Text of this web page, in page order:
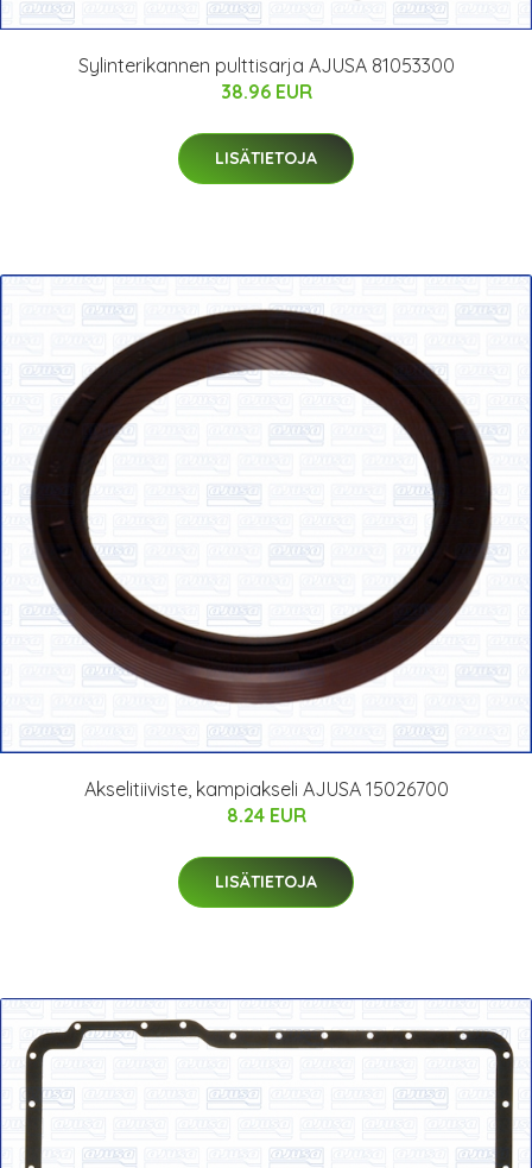
Sylinterikannen pulttisarja AJUSA 81053300
38.96 EUR
LISÄTIETOJA
Akselitiiviste, kampiakseli AJUSA 15026700
8.24 EUR
LISÄTIETOJA